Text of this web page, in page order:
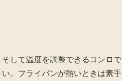
して温度を調整できるコンロで
。フライパンが熱いときは素手